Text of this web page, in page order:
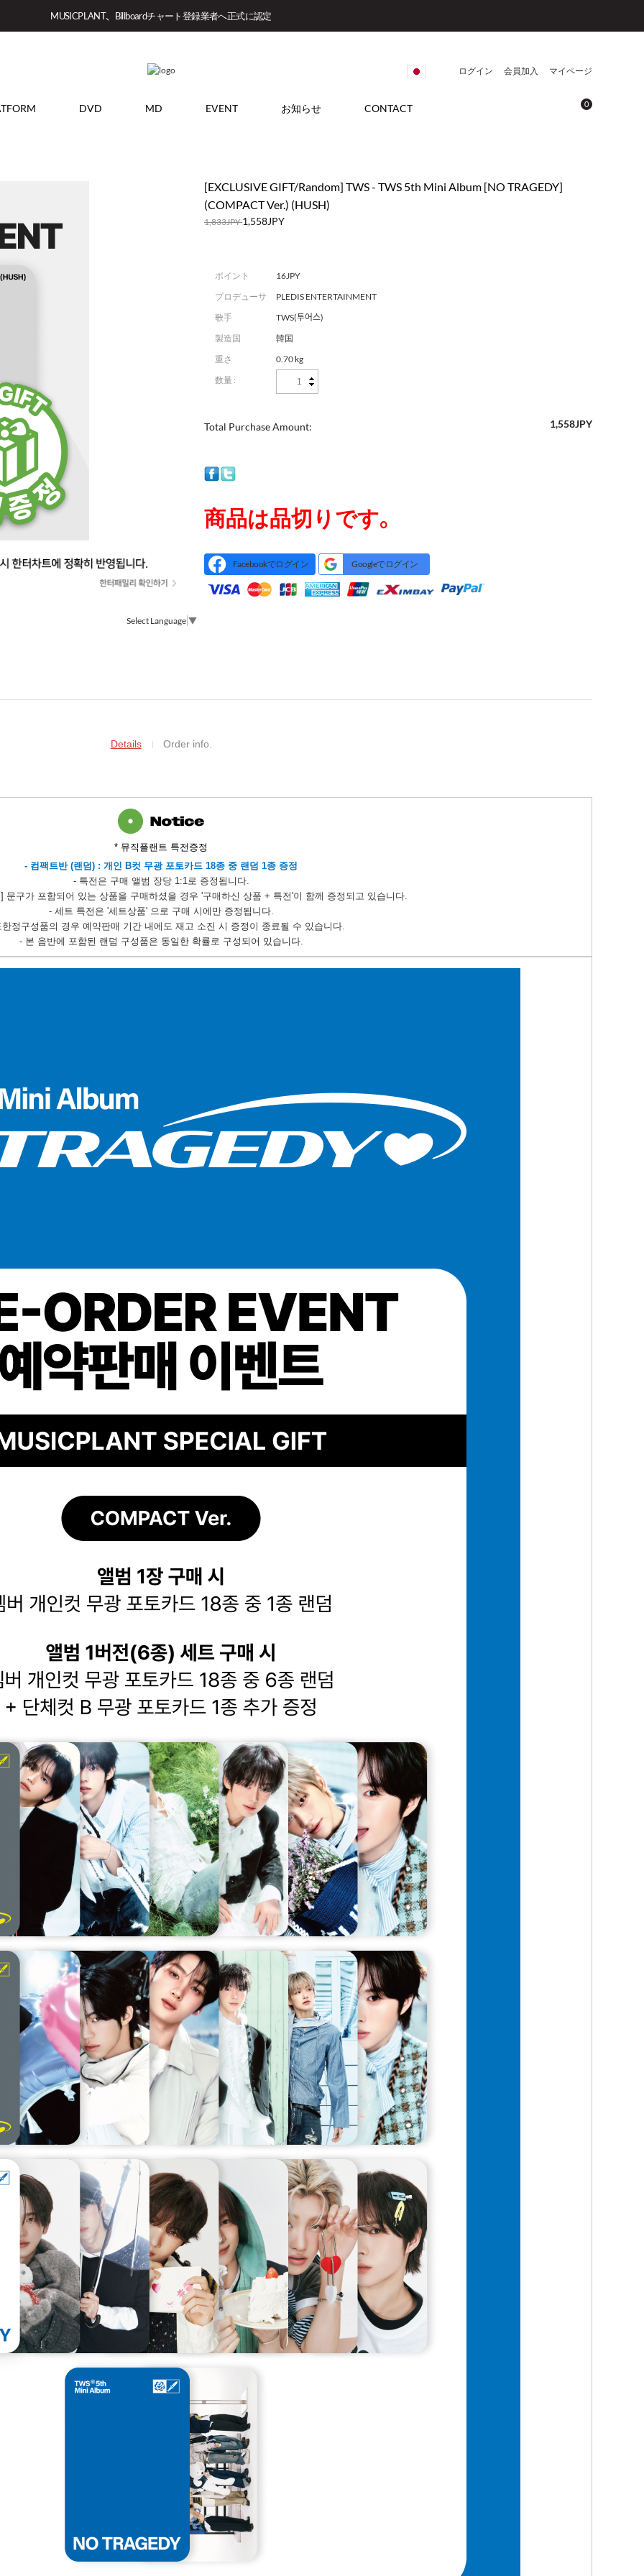
MUSICPLANT、Billboardチャート登録業者へ正式に認定
ログイン 会員加入 マイページ
DVD MD EVENT お知らせ CONTACT 0
[EXCLUSIVE GIFT/Random] TWS - TWS 5th Mini Album [NO TRAGEDY]
(COMPACT Ver.) (HUSH)
1,833JPY1,558JPY
ポイント
16JPY
プロデューサ
ー
PLEDIS ENTERTAINMENT
歌手
TWS(투어스)
製造国
韓国
重さ
0.70 kg
数量 :
Total Purchase Amount: 1,558JPY
商品は品切りです。
Facebookでログイン Googleでログイン
Select Language ▼
Details Order info.
* 뮤직플랜트 특전증정
- 컴팩트반 (랜덤) : 개인 B컷 무광 포토카드 18종 중 랜덤 1종 증정
- 특전은 구매 앨범 장당 1:1로 증정됩니다.
문구가 포함되어 있는 상품을 구매하셨을 경우 '구매하신 상품 + 특전'이 함께 증정되고 있습니다.
- 세트 특전은 '세트상품' 으로 구매 시에만 증정됩니다.
한정구성품의 경우 예약판매 기간 내에도 재고 소진 시 증정이 종료될 수 있습니다.
- 본 음반에 포함된 랜덤 구성품은 동일한 확률로 구성되어 있습니다.